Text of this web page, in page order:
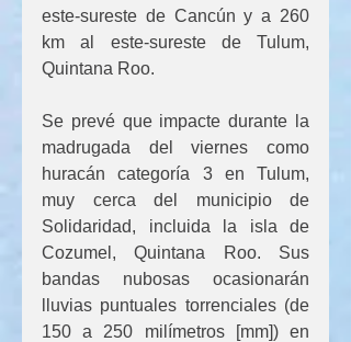
este-sureste de Cancún y a 260
km al este-sureste de Tulum,
Quintana Roo.
Se prevé que impacte durante la
madrugada del viernes como
huracán categoría 3 en Tulum,
muy cerca del municipio de
Solidaridad, incluida la isla de
Cozumel, Quintana Roo. Sus
bandas nubosas ocasionarán
lluvias puntuales torrenciales (de
150 a 250 milímetros [mm]) en